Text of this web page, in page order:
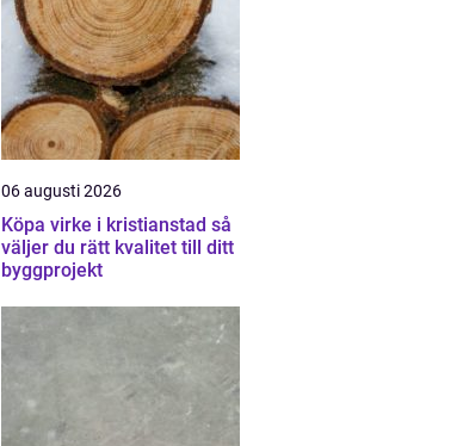
06 augusti 2026
Köpa virke i kristianstad så
väljer du rätt kvalitet till ditt
byggprojekt